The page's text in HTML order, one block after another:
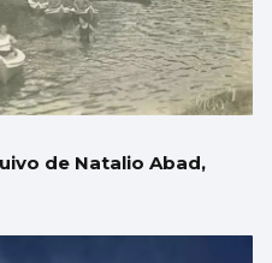
de Natalio Abad,